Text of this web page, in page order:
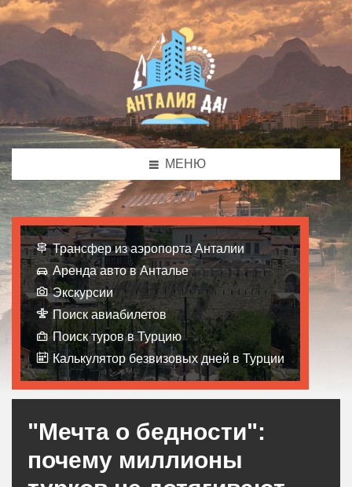
МЕНЮ
Трансфер из аэропорта Анталии
Аренда авто в Анталье
Экскурсии
Поиск авиабилетов
Поиск туров в Турцию
Калькулятор безвизовых дней в Турции
"Мечта о бедности":
почему миллионы